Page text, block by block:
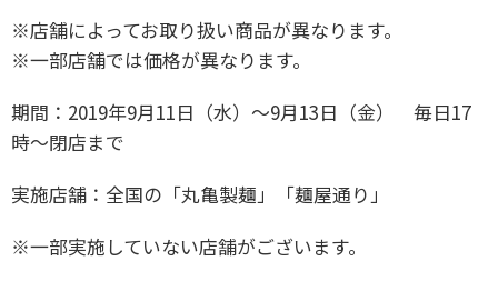
※店舗によってお取り扱い商品が異なります。
※一部店舗では価格が異なります。
期間：2019年9月11日（水）～9月13日（金） 毎日17
時～閉店まで
実施店舗：全国の「丸亀製麺」「麺屋通り」
※一部実施していない店舗がございます。